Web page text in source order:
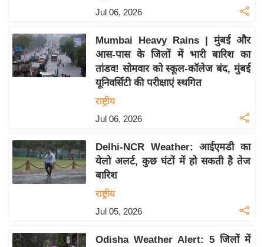
य
ब
ज
क्रि
के
ट
2
Jul 06, 2026
Mumbai Heavy Rains | मुंबई और
आस-पास के जिलों में भारी बारिश का
तांडव! सोमवार को स्कूल-कॉलेज बंद, मुंबई
यूनिवर्सिटी की परीक्षाएं स्थगित
राष्ट्रीय
Jul 06, 2026
Delhi-NCR Weather: आईएमडी का
येलो अलर्ट, कुछ घंटों में हो सकती है तेज
बारिश
राष्ट्रीय
Jul 05, 2026
Odisha Weather Alert: 5 जिलों में